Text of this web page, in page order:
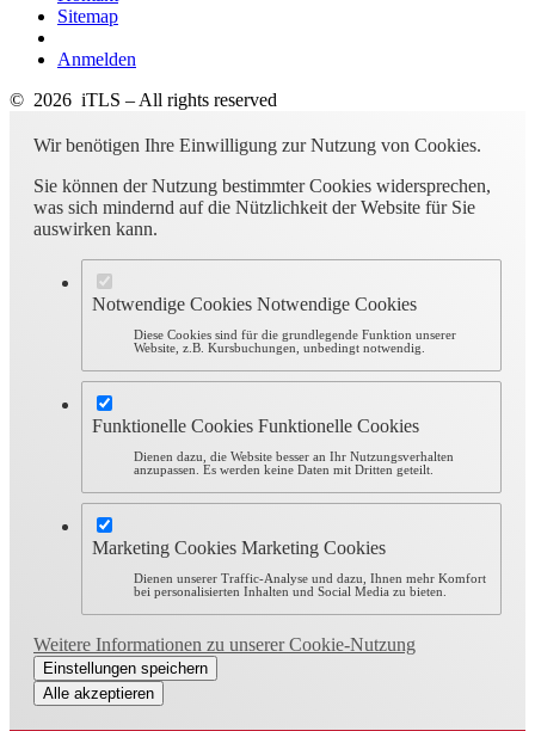
Sitemap
Anmelden
© 2026 iTLS – All rights reserved
Wir benötigen Ihre Einwilligung zur Nutzung von Cookies.
Sie können der Nutzung bestimmter Cookies widersprechen,
was sich mindernd auf die Nützlichkeit der Website für Sie
auswirken kann.
Notwendige Cookies Notwendige Cookies
Diese Cookies sind für die grundlegende Funktion unserer
Website, z.B. Kursbuchungen, unbedingt notwendig.
Funktionelle Cookies Funktionelle Cookies
Dienen dazu, die Website besser an Ihr Nutzungsverhalten
anzupassen. Es werden keine Daten mit Dritten geteilt.
Marketing Cookies Marketing Cookies
Dienen unserer Traffic-Analyse und dazu, Ihnen mehr Komfort
bei personalisierten Inhalten und Social Media zu bieten.
Weitere Informationen zu unserer Cookie-Nutzung